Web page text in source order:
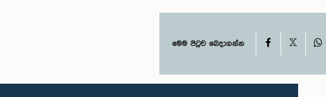
මෙම පිටුව බෙදාගන්න Facebook